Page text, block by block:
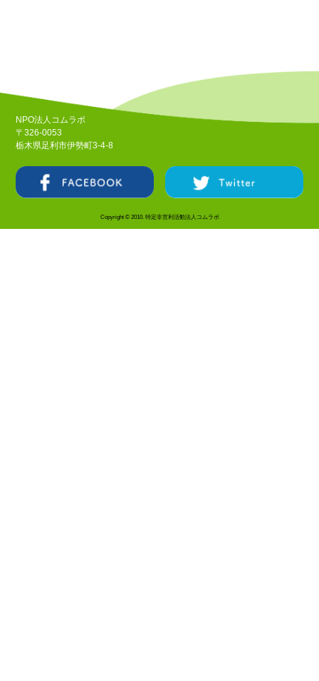
NPO法人コムラボ
〒326-0053
栃木県足利市伊勢町3-4-8
Copyright © 2010. 特定非営利活動法人コムラボ